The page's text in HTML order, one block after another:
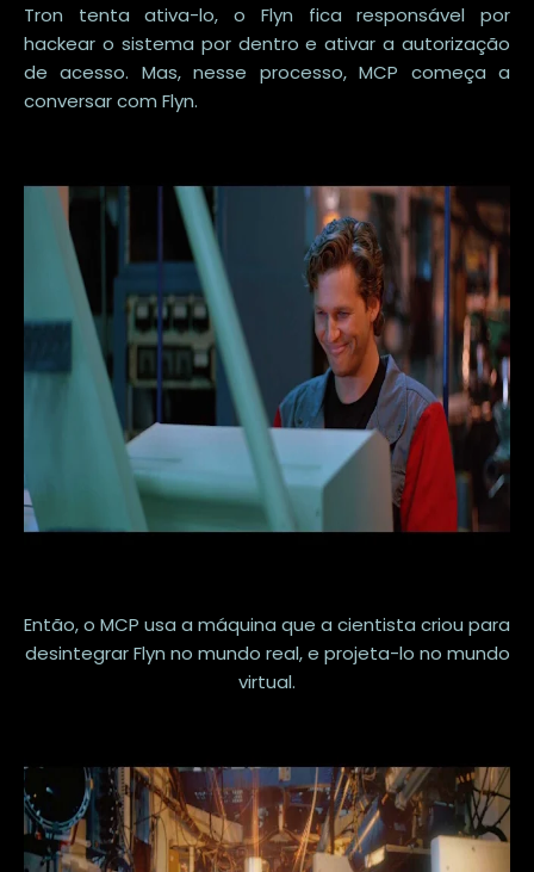
Tron tenta ativa-lo, o Flyn fica responsável por
hackear o sistema por dentro e ativar a autorização
de acesso. Mas, nesse processo, MCP começa a
conversar com Flyn.
Então, o MCP usa a máquina que a cientista criou para
desintegrar Flyn no mundo real, e projeta-lo no mundo
virtual.